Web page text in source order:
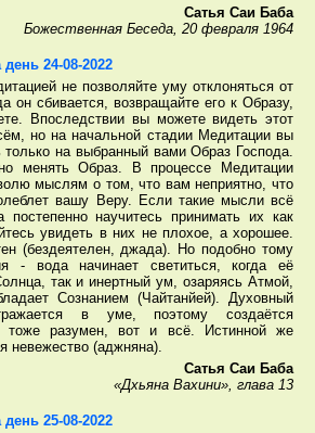
Сатья Саи Баба
Божественная Беседа, 20 февраля 1964
24-08-2022
не позволяйте уму отклоняться от
он сбивается, возвращайте его к Образу,
Впоследствии вы можете видеть этот
но на начальной стадии Медитации вы
на выбранный вами Образ Господа.
менять Образ. В процессе Медитации
мыслям о том, что вам неприятно, что
вашу Веру. Если такие мысли всё
постепенно научитесь принимать их как
увидеть в них не плохое, а хорошее.
(бездеятелен, джада). Но подобно тому
- вода начинает светиться, когда её
так и инертный ум, озаряясь Атмой,
Сознанием (Чайтанйей). Духовный
в уме, поэтому создаётся
тоже разумен, вот и всё. Истинной же
невежество (аджняна).
Сатья Саи Баба
«Дхьяна Вахини», глава 13
25-08-2022